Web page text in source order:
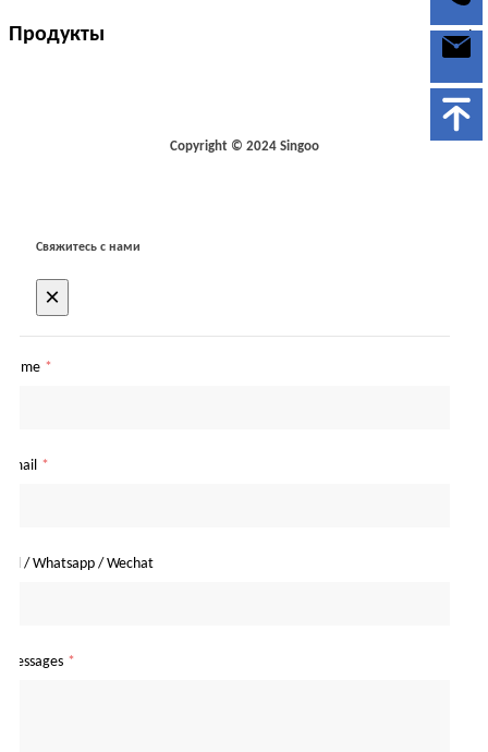
Продукты
Copyright © 2024 Singoo
Свяжитесь с нами
×
Name *
Email *
Tel / Whatsapp / Wechat
Messages *